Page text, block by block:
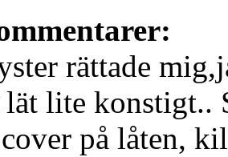
rättade
lite konstigt..
på låten,